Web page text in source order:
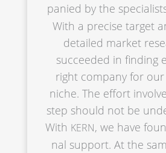
pa­nied by the
With a precise target
detail­ed market
succee­ded in finding
right compa­ny for
niche. The effort
step should not be
With KERN, we have
nal support. At the